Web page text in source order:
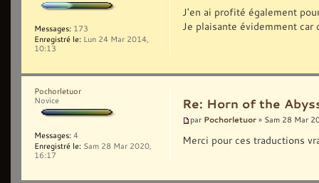
J'en ai profité également
Je plaisante évidemment
Messages: 173
Enregistré le: Lun 24 Mar 2014,
10:13
Re: Horn of the
par Pochorletuor » Sam 28 Mar
Merci pour ces traductions
Pochorletuor
Novice
Messages: 4
Enregistré le: Sam 28 Mar 2020,
16:17